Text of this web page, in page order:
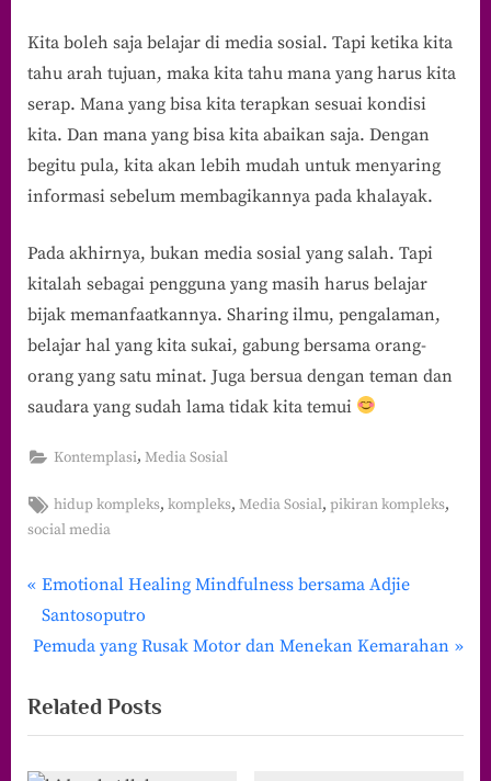
Kita boleh saja belajar di media sosial. Tapi ketika kita
tahu arah tujuan, maka kita tahu mana yang harus kita
serap. Mana yang bisa kita terapkan sesuai kondisi
kita. Dan mana yang bisa kita abaikan saja. Dengan
begitu pula, kita akan lebih mudah untuk menyaring
informasi sebelum membagikannya pada khalayak.
Pada akhirnya, bukan media sosial yang salah. Tapi
kitalah sebagai pengguna yang masih harus belajar
bijak memanfaatkannya. Sharing ilmu, pengalaman,
belajar hal yang kita sukai, gabung bersama orang-
orang yang satu minat. Juga bersua dengan teman dan
saudara yang sudah lama tidak kita temui
Kontemplasi,Media Sosial
Tags:
hidup kompleks,kompleks,Media Sosial,pikiran kompleks,
social media
Navigasi
pos
P
r
e
i
o
u
Emotional Healing Mindfulness bersama Adjie
Santosoputro
N
x
t
P
Pemuda yang Rusak Motor dan Menekan Kemarahan
Related Posts